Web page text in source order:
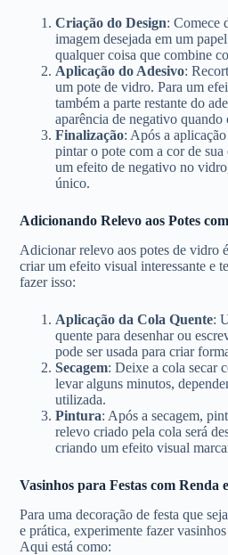
Criação do Design: Comece
imagem desejada em um
qualquer coisa que combine
Aplicação do Adesivo:
um pote de vidro. Para um
também a parte restante do
aparência de negativo
Finalização: Após a
pintar o pote com a cor de
um efeito de negativo no
único.
Adicionando Relevo aos Potes
Adicionar relevo aos potes de vidro
criar um efeito visual interessante e
fazer isso:
Aplicação da Cola Quente:
quente para desenhar ou
pode ser usada para criar
Secagem: Deixe a cola secar
levar alguns minutos,
utilizada.
Pintura: Após a secagem,
relevo criado pela cola será
criando um efeito visual
Vasinhos para Festas com Renda
Para uma decoração de festa que
e prática, experimente fazer
Aqui está como: